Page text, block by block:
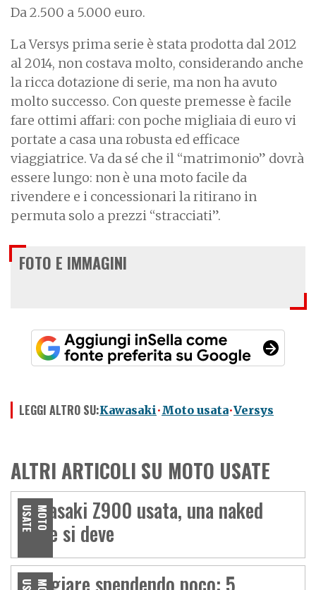
Da 2.500 a 5.000 euro.
La Versys prima serie è stata prodotta dal 2012
al 2014, non costava molto, considerando anche
la ricca dotazione di serie, ma non ha avuto
molto successo. Con queste premesse è facile
fare ottimi affari: con poche migliaia di euro vi
portate a casa una robusta ed efficace
viaggiatrice. Va da sé che il “matrimonio” dovrà
essere lungo: non è una moto facile da
rivendere e i concessionari la ritirano in
permuta solo a prezzi “stracciati”.
FOTO E IMMAGINI
LEGGI ALTRO SU:Kawasaki Moto usata Versys
ALTRI ARTICOLI SU MOTO USATE
M
O
T
O
U
S
A
T
E
Kawasaki Z900 usata, una naked
come si deve
Viaggiare spendendo poco: 5